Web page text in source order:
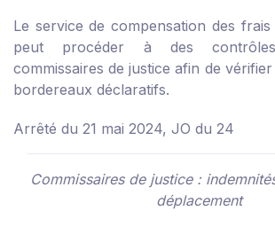
Le service de compensation des
peut procéder à des
commissaires de justice afin de
bordereaux déclaratifs.
Arrêté du 21 mai 2024, JO du 24
Commissaires de justice :
déplacement